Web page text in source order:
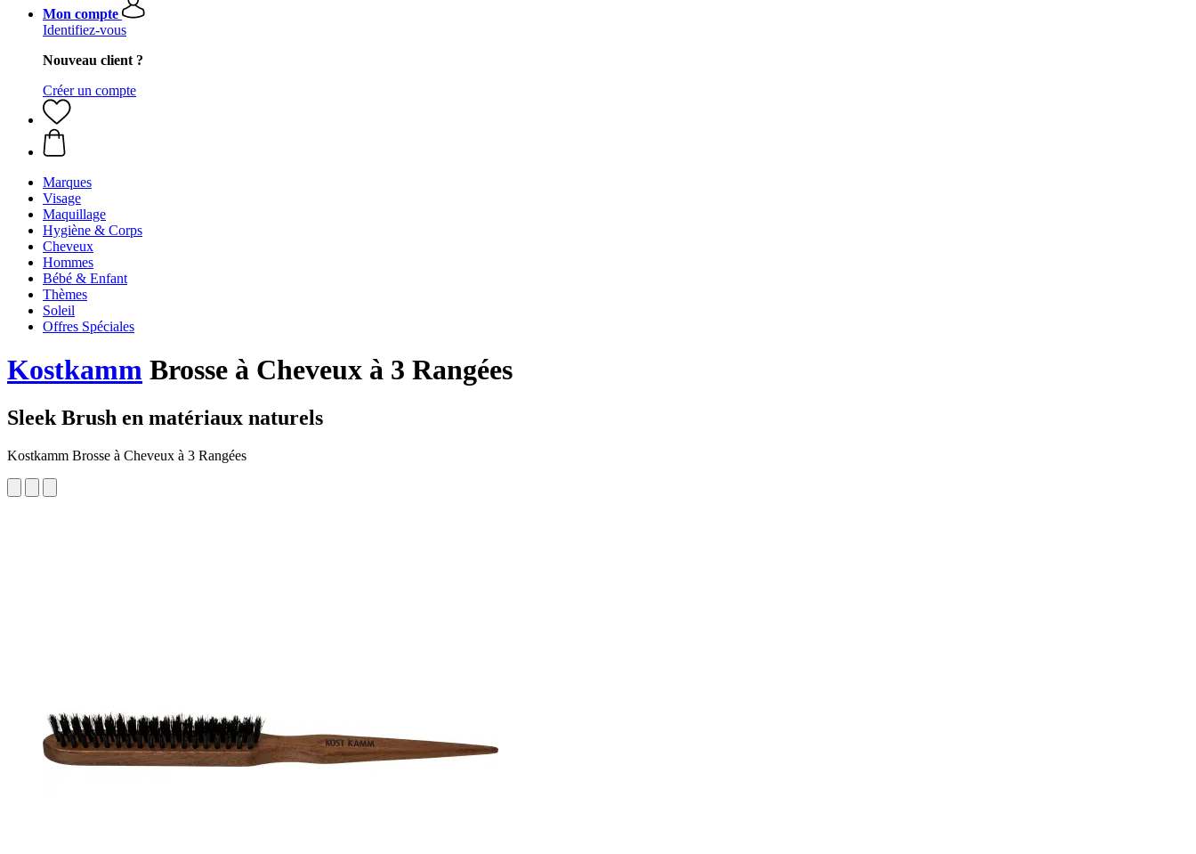
Mon compte
Identifiez-vous
Nouveau client ?
Créer un compte
Marques
Visage
Maquillage
Hygiène & Corps
Cheveux
Hommes
Bébé & Enfant
Thèmes
Soleil
Offres Spéciales
Kostkamm Brosse à Cheveux à 3 Rangées
Sleek Brush en matériaux naturels
Kostkamm Brosse à Cheveux à 3 Rangées